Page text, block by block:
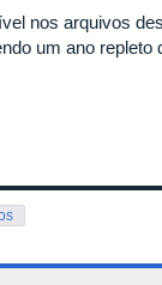
nos arquivos
um ano